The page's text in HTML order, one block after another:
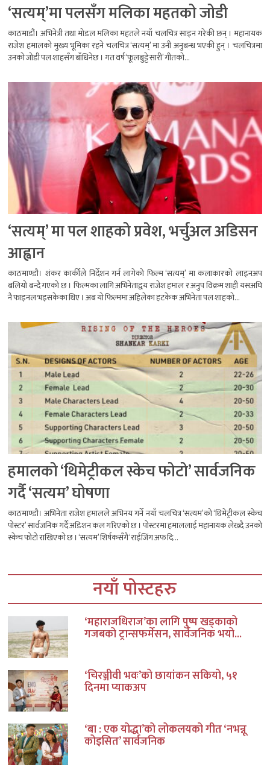
‘सत्यम्’मा पलसँग मलिका महतको जोडी
काठमाडौं। अभिनेत्री तथा मोडल मलिका महतले नयाँ चलचित्र साइन गरेकी छन् । महानायक
राजेश हमालको मुख्य भूमिका रहने चलचित्र ‘सत्यम्’ मा उनी अनुबन्ध भएकी हुन् । चलचित्रमा
उनको जोडी पल शाहसँग बाँधिनेछ । गत वर्ष ‘फूलबुट्टे सारी’ गीतको...
‘सत्यम्’ मा पल शाहको प्रवेश, भर्चुअल अडिसन
आह्वान
काठमाण्डौ। शंकर कार्कीले निर्देशन गर्न लागेको फिल्म ‘सत्यम्’ मा कलाकारको लाइनअप
बलियो बन्दै गएको छ । फिल्मका लागि अभिनेताद्वय राजेश हमाल र अनुप विक्रम शाही यसअघि
नै फाइनल भइसकेका थिए । अब यो फिल्ममा अहिलेका हटकेक अभिनेता पल शाहको...
हमालको ‘थिमेट्रीकल स्केच फोटो’ सार्वजनिक
गर्दै ‘सत्यम’ घोषणा
काठमाण्डौ। अभिनेता राजेश हमालले अभिनय गर्ने नयाँ चलचित्र ‘सत्यम’को ‘थिमेट्रीकल स्केच
पोस्टर’ सार्वजनिक गर्दै अडिशन कल गरिएको छ । पोस्टरमा हमाललाई महानायक लेख्दै उनको
स्केच फोटो राखिएको छ । ‘सत्यम’ शिर्षकसँगै ‘राईजिंग अफ दि...
नयाँ पोस्टहरु
‘महाराजधिराज’का लागि पुष्प खड्काको
गजबको ट्रान्सफर्मेसन, सार्वजनिक भयो...
‘चिरञ्जीवी भवः’को छायांकन सकियो, ५१
दिनमा प्याकअप
‘बा : एक योद्धा’को लोकलयको गीत ‘नभन्नू
कोइसित’ सार्वजनिक